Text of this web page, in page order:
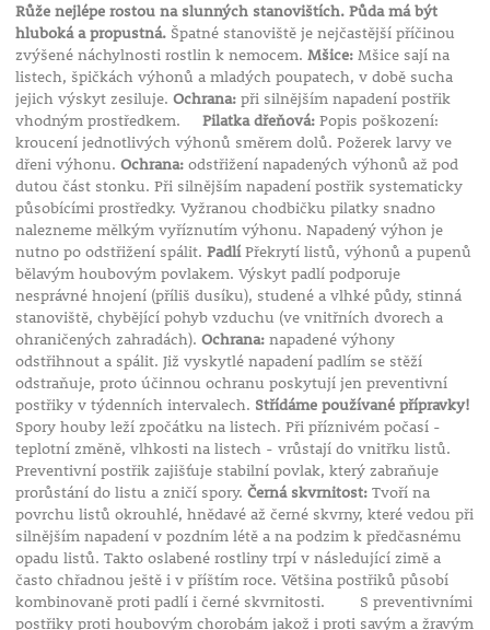
Růže nejlépe rostou na slunných stanovištích. Půda má být
hluboká a propustná.Špatné stanoviště je nejčastější příčinou
zvýšené náchylnosti rostlin k nemocem. Mšice:Mšice sají na
listech, špičkách výhonů a mladých poupatech, v době sucha
jejich výskyt zesiluje. Ochrana:při silnějším napadení postřik
vhodným prostředkem. Pilatka dřeňová:Popis poškození:
kroucení jednotlivých výhonů směrem dolů. Požerek larvy ve
dřeni výhonu. Ochrana:odstřižení napadených výhonů až pod
dutou část stonku. Při silnějším napadení postřik systematicky
působícími prostředky. Vyžranou chodbičku pilatky snadno
nalezneme mělkým vyříznutím výhonu. Napadený výhon je
nutno po odstřižení spálit. PadlíPřekrytí listů, výhonů a pupenů
bělavým houbovým povlakem. Výskyt padlí podporuje
nesprávné hnojení (příliš dusíku), studené a vlhké půdy, stinná
stanoviště, chybějící pohyb vzduchu (ve vnitřních dvorech a
ohraničených zahradách). Ochrana:napadené výhony
odstřihnout a spálit. Již vyskytlé napadení padlím se stěží
odstraňuje, proto účinnou ochranu poskytují jen preventivní
postřiky v týdenních intervalech. Střídáme používané přípravky!
Spory houby leží zpočátku na listech. Při příznivém počasí -
teplotní změně, vlhkosti na listech - vrůstají do vnitřku listů.
Preventivní postřik zajišťuje stabilní povlak, který zabraňuje
prorůstání do listu a zničí spory. Černá skvrnitost:Tvoří na
povrchu listů okrouhlé, hnědavé až černé skvrny, které vedou při
silnějším napadení v pozdním létě a na podzim k předčasnému
opadu listů. Takto oslabené rostliny trpí v následující zimě a
často chřadnou ještě i v příštím roce. Většina postřiků působí
kombinovaně proti padlí i černé skvrnitosti. S preventivními
postřiky proti houbovým chorobám jakož i proti savým a žravým